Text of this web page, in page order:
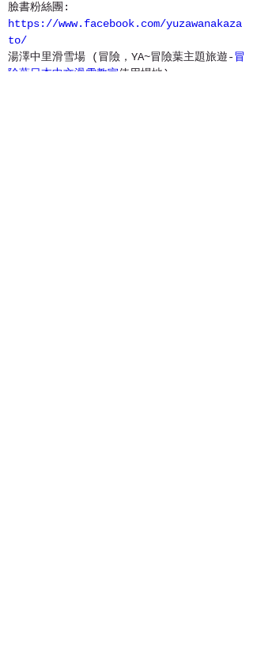
臉書粉絲團:
https://www.facebook.com/yuzawanakaza
to/
湯澤中里滑雪場 (冒險，YA~冒險葉主題旅遊-冒
險葉日本中文滑雪教室使用場地)